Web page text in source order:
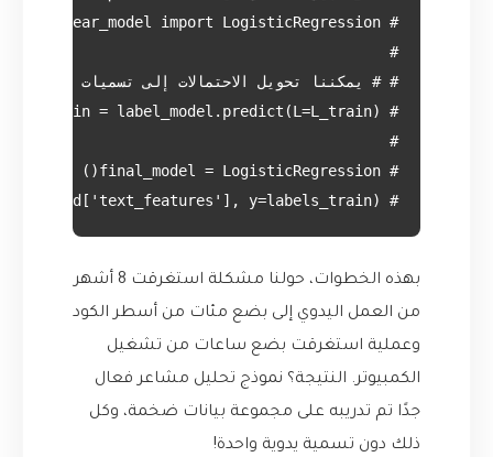
# final_model.fit(X=df_unlabeled['text_features'], y=labels_train) # تحتاج لتحويل النص إلى ميزات (features) أولاً
بهذه الخطوات، حولنا مشكلة استغرقت 8 أشهر
من العمل اليدوي إلى بضع مئات من أسطر الكود
وعملية استغرقت بضع ساعات من تشغيل
الكمبيوتر. النتيجة؟ نموذج تحليل مشاعر فعال
جدًا تم تدريبه على مجموعة بيانات ضخمة، وكل
ذلك دون تسمية يدوية واحدة!